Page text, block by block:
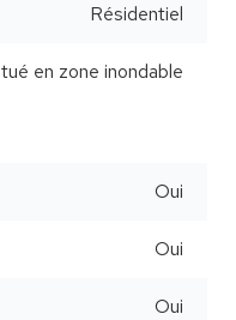
Résidentiel
en zone inondable
Oui
Oui
Oui